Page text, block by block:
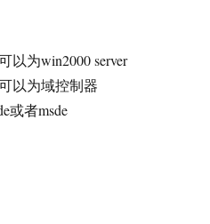
以为win2000 server
以为域控制器
或者msde